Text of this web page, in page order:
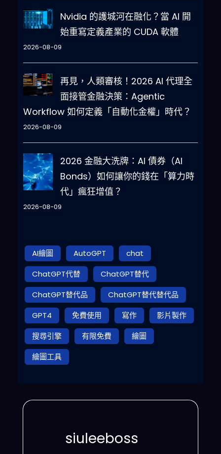
Nvidia 的護城河在融化？當 AI 開
始重寫定義產業的 CUDA 軟體
2026-08-09
再見，人類審核！2026 AI 代理全
面接管金融決策：Agentic
Workflow 如何定義「自動化金權」時代？
2026-08-09
2026 金融大洗牌：AI 債券（AI
Bonds）如何讓你的錢在「算力時
代」瘋狂增值？
2026-08-09
AI繪圖 AutoGPT
chat
ChatGPT代替
ChatGPT替代
ChatGPT替代品
ChatGPT替代替代品
GPT4
免費使用 寫作
影片製作
搜尋引擎
有限免費
繪圖
繪圖工具
siuleeboss